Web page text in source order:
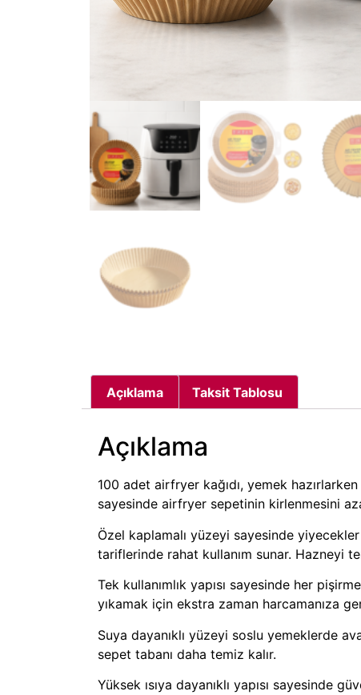
Açıklama Taksit Tablosu
Açıklama
100 adet airfryer kağıdı, yemek
sayesinde airfryer sepetinin kirlenmesini
Özel kaplamalı yüzeyi sayesinde
tariflerinde rahat kullanım sunar. Hazneyi
Tek kullanımlık yapısı sayesinde her
yıkamak için ekstra zaman harcamanıza
Suya dayanıklı yüzeyi soslu yemeklerde
sepet tabanı daha temiz kalır.
Yüksek ısıya dayanıklı yapısı sayesinde